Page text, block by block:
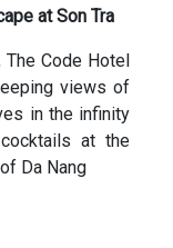
at Son Tra
Code Hotel
views of
in the infinity
at the
Da Nang